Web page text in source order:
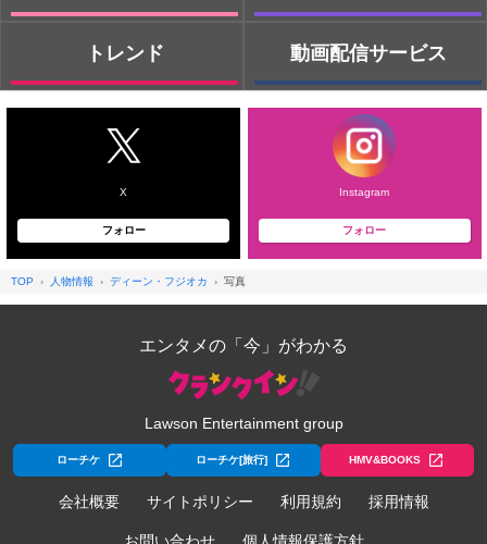
トレンド 動画配信サービス
X
フォロー
Instagram
フォロー
TOP 人物情報 ディーン・フジオカ 写真
エンタメの「今」がわかる
Lawson Entertainment group
ローチケ ローチケ[旅行] HMV&BOOKS
会社概要 サイトポリシー 利用規約 採用情報